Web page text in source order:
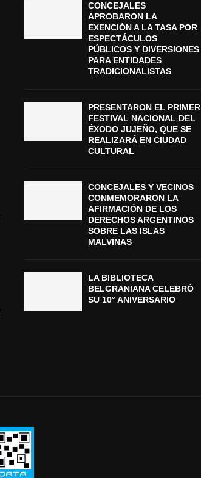
CONCEJALES
APROBARON LA
EXENCIÓN A LA TASA POR
ESPECTÁCULOS
PÚBLICOS Y DIVERSIONES
PARA ENTIDADES
TRADICIONALISTAS
PRESENTARON EL PRIMER
FESTIVAL NACIONAL DEL
ÉXODO JUJEÑO, QUE SE
REALIZARÁ EN CIUDAD
CULTURAL
CONCEJALES Y VECINOS
CONMEMORARON LA
AFIRMACIÓN DE LOS
DERECHOS ARGENTINOS
SOBRE LAS ISLAS
MALVINAS
LA BIBLIOTECA
BELGRANIANA CELEBRÓ
SU 10° ANIVERSARIO